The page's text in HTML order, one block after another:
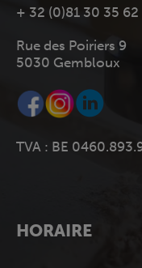
+ 32 (0)81 30 35 62
Rue des Poiriers 9
5030 Gembloux
TVA : BE
HORAIRE